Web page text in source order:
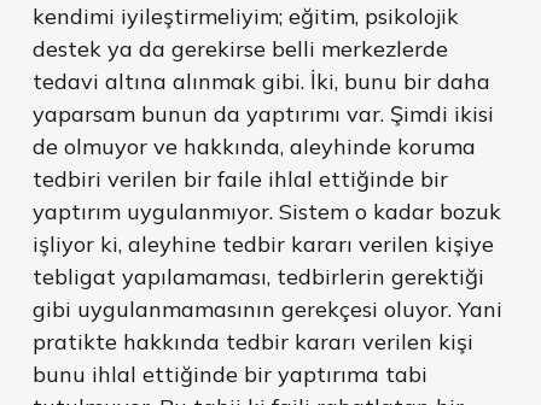
kendimi iyileştirmeliyim; eğitim, psikolojik
destek ya da gerekirse belli merkezlerde
tedavi altına alınmak gibi. İki, bunu bir daha
yaparsam bunun da yaptırımı var. Şimdi ikisi
de olmuyor ve hakkında, aleyhinde koruma
tedbiri verilen bir faile ihlal ettiğinde bir
yaptırım uygulanmıyor. Sistem o kadar bozuk
işliyor ki, aleyhine tedbir kararı verilen kişiye
tebligat yapılamaması, tedbirlerin gerektiği
gibi uygulanmamasının gerekçesi oluyor. Yani
pratikte hakkında tedbir kararı verilen kişi
bunu ihlal ettiğinde bir yaptırıma tabi